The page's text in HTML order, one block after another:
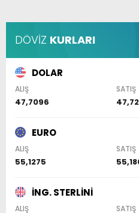
DÖVİZ KURLARI
DOLAR
ALIŞ SATIŞ
47,7096
EURO
ALIŞ SATIŞ
55,1275
İNG. STERLİNİ
ALIŞ SATIŞ